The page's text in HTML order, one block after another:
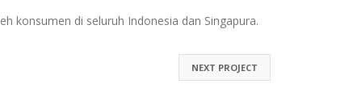
konsumen di seluruh Indonesia dan Singapura.
NEXT PROJECT